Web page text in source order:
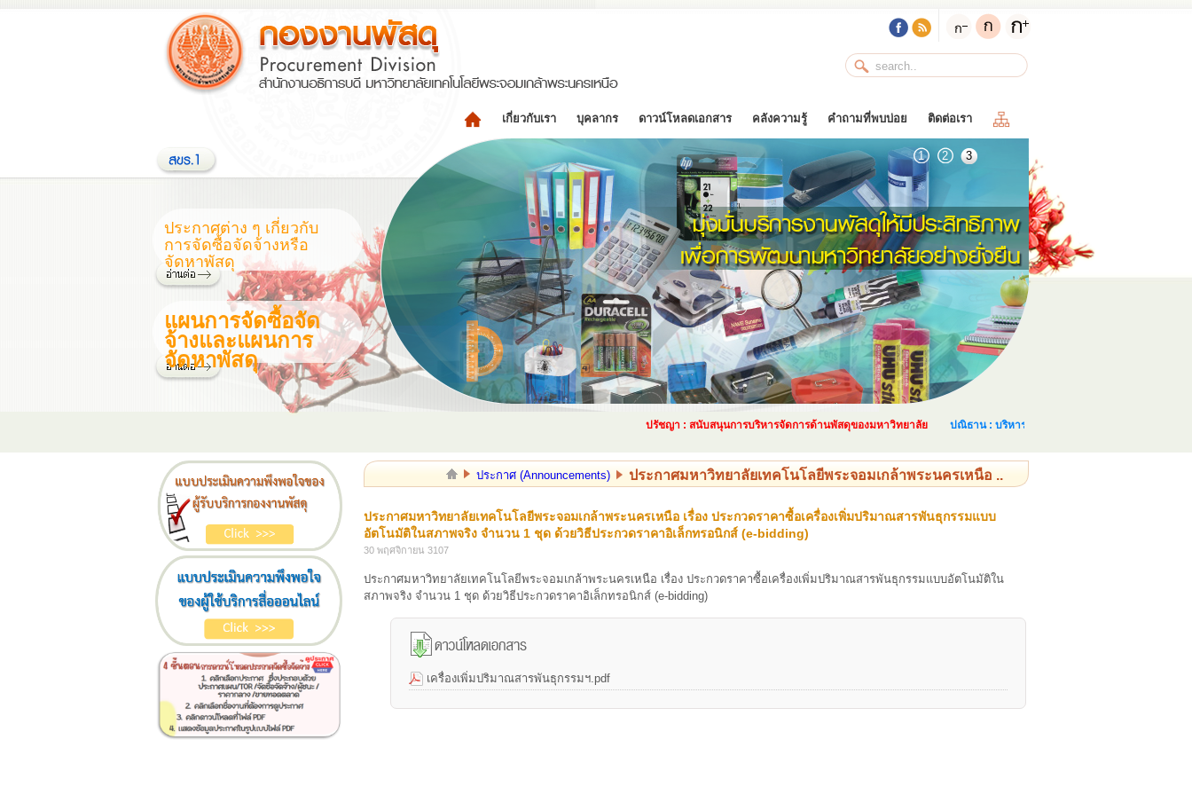
เกี่ยวกับเรา บุคลากร ดาวน์โหลดเอกสาร คลังความรู้ คำถามที่พบบ่อย ติดต่อเรา
1 2 3
ประกาศต่าง ๆ เกี่ยวกับ
การจัดซื้อจัดจ้างหรือ
จัดหาพัสดุ
แผนการจัดซื้อจัด
จ้างและแผนการ
จัดหาพัสดุ
ปรัชญา : สนับสนุนการบริหารจัดการด้านพัสดุของมหาวิทยาลัย ปณิธาน : บริหารและจัดการด้านพัสดุอย่างเป็นระบบ และเ
ประกาศ (Announcements) ประกาศมหาวิทยาลัยเทคโนโลยีพระจอมเกล้าพระนครเหนือ ..
ประกาศมหาวิทยาลัยเทคโนโลยีพระจอมเกล้าพระนครเหนือ เรื่อง ประกวดราคาซื้อเครื่องเพิ่มปริมาณสารพันธุกรรมแบบ
อัตโนมัติในสภาพจริง จำนวน 1 ชุด ด้วยวิธีประกวดราคาอิเล็กทรอนิกส์ (e-bidding)
30 พฤศจิกายน 3107
ประกาศมหาวิทยาลัยเทคโนโลยีพระจอมเกล้าพระนครเหนือ เรื่อง ประกวดราคาซื้อเครื่องเพิ่มปริมาณสารพันธุกรรมแบบอัตโนมัติใน
สภาพจริง จำนวน 1 ชุด ด้วยวิธีประกวดราคาอิเล็กทรอนิกส์ (e-bidding)
เครื่องเพิ่มปริมาณสารพันธุกรรมฯ.pdf